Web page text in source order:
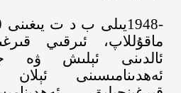
1948-يىلى ب د ت يىغىنى
ماقۇللاپ، ئىرقىي
ئالدىنى ئېلىش ۋە
ئەھدىنامىسىنى